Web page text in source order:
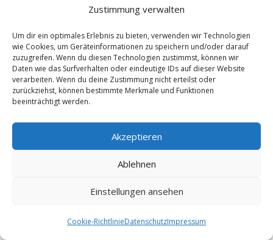
Zustimmung verwalten
Um dir ein optimales Erlebnis zu bieten, verwenden wir Technologien
wie Cookies, um Geräteinformationen zu speichern und/oder darauf
zuzugreifen. Wenn du diesen Technologien zustimmst, können wir
Daten wie das Surfverhalten oder eindeutige IDs auf dieser Website
verarbeiten. Wenn du deine Zustimmung nicht erteilst oder
zurückziehst, können bestimmte Merkmale und Funktionen
beeinträchtigt werden.
Akzeptieren
Ablehnen
Einstellungen ansehen
Cookie-RichtlinieDatenschutzImpressum
Frankfurt Oder Kliestow (16.73 km)
Waldsieversdorf (16.85 km)
Madlitz-Wilmersdorf (17.02 km)
Jacobsdorf Mark
Oberbarnim (17.7 km)
Frankfurt Oder Obere Stadt
Frankfurt Oder Klingetal